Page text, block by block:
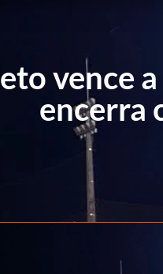
vence
encerra